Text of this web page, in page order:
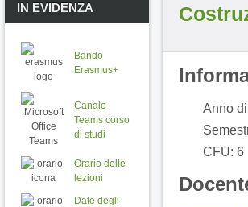
Anno
CFU: 6
IN EVIDENZA
Bando
Erasmus+
Canale
Teams corso
di studi
Orario delle
lezioni
Date degli